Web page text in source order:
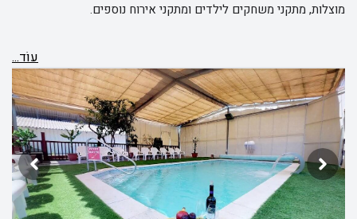
מוצלות, מתקני משחקים לילדים ומתקני אירוח נוספים.
עוֹד...